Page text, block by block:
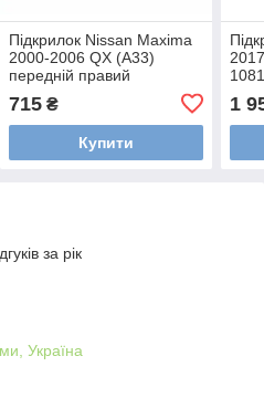
Підкрилок Nissan Maxima
2000-2006 QX (A33)
передній правий
185005388
715₴
Купити
1
за рік
Україна